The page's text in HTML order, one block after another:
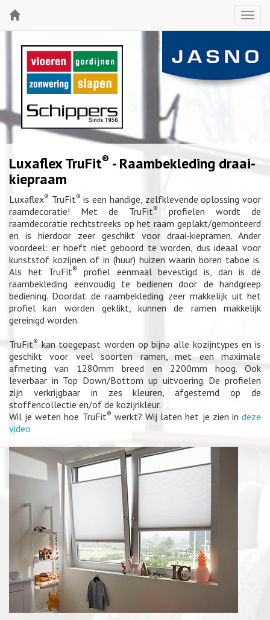
Luxaflex TruFit® - Raambekleding draai-
kiepraam
Luxaflex® TruFit® is een handige, zelfklevende oplossing voor
raamdecoratie! Met de TruFit®
profielen wordt de
raamdecoratie rechtstreeks op het raam geplakt/gemonteerd
en is hierdoor zeer geschikt voor draai-kiepramen. Ander
voordeel: er hoeft niet geboord te worden, dus ideaal voor
kunststof kozijnen of in (huur) huizen waarin boren taboe is.
Als het TruFit®
profiel eenmaal bevestigd is, dan is de
raambekleding eenvoudig te bedienen door de handgreep
bediening. Doordat de raambekleding zeer makkelijk uit het
profiel kan worden geklikt, kunnen de ramen makkelijk
gereinigd worden.
TruFit® kan toegepast worden op bijna alle kozijntypes en is
geschikt voor veel soorten ramen, met een maximale
afmeting van 1280mm breed en 2200mm hoog. Ook
leverbaar in Top Down/Bottom up uitvoering. De profielen
zijn verkrijgbaar in zes kleuren, afgestemd op de
stoffencollectie en/of de kozijnkleur.
Wil je weten hoe TruFit® werkt? Wij laten het je zien indeze
video